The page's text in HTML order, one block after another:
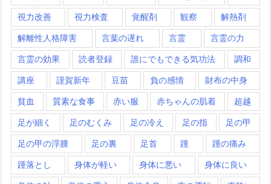
視力改善 視力検査 覚醒剤 観察 解熱剤
解離性人格障害 言葉の遅れ 言霊 言霊の力
言霊の効果 読者登録 誰にでもできる気功法 調和
講座 謹賀新年 豆苗 負の感情 財布の中身
貧血 質素な食事 赤い服 赤ちゃんの肌着 超越
足が細く 足のむくみ 足の冷え 足の指 足の甲
足の甲の浮腫 足の裏 足首 踵 踵の痛み
踵落とし 身体が軽い 身体に悪い 身体に良い